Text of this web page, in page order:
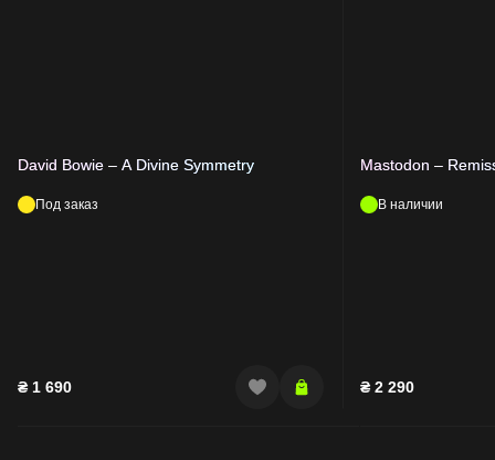
David Bowie – A Divine Symmetry
Под заказ
₴ 1 690
Mastodon –
В наличии
₴ 2 290